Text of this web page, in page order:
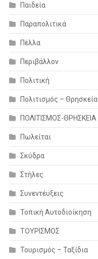
Παιδεία
Παραπολιτικά
Πέλλα
Περιβάλλον
Πολιτική
Πολιτισμός – Θρησκεία
ΠΟΛΙΤΙΣΜΟΣ-ΘΡΗΣΚΕΙΑ
Πωλείται
Σκύδρα
Στήλες
Συνεντέυξεις
Τοπική Αυτοδιοίκηση
ΤΟΥΡΙΣΜΟΣ
Τουρισμός – Ταξίδια